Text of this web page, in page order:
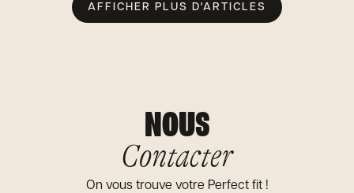
AFFICHER PLUS D'ARTICLES
NOUS
Contacter
On vous trouve votre Perfect fit !